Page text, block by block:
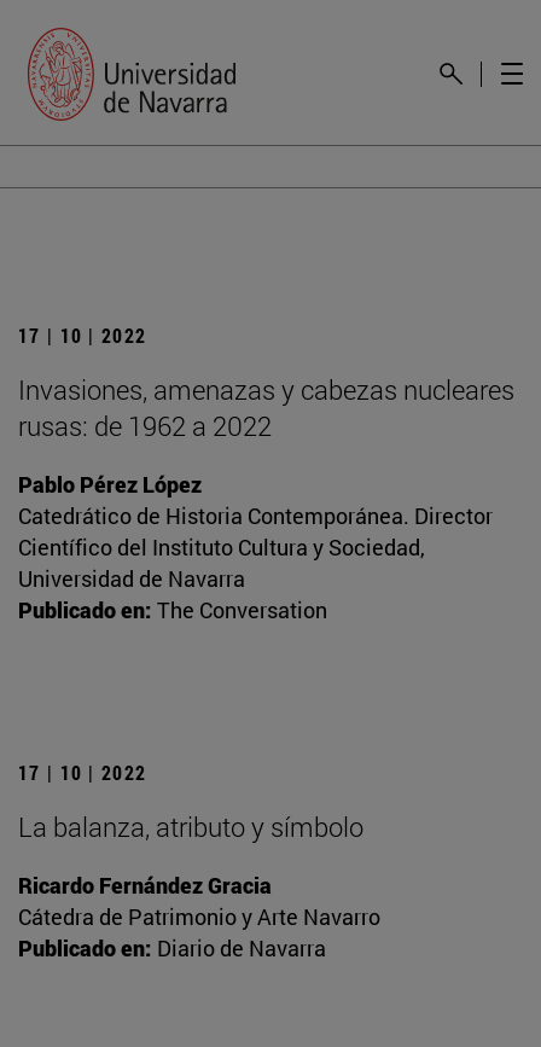
17 | 10 | 2022
Invasiones, amenazas y cabezas nucleares
rusas: de 1962 a 2022
Pablo Pérez López
Catedrático de Historia Contemporánea. Director
Científico del Instituto Cultura y Sociedad,
Universidad de Navarra
Publicado en: The Conversation
17 | 10 | 2022
La balanza, atributo y símbolo
Ricardo Fernández Gracia
Cátedra de Patrimonio y Arte Navarro
Publicado en: Diario de Navarra